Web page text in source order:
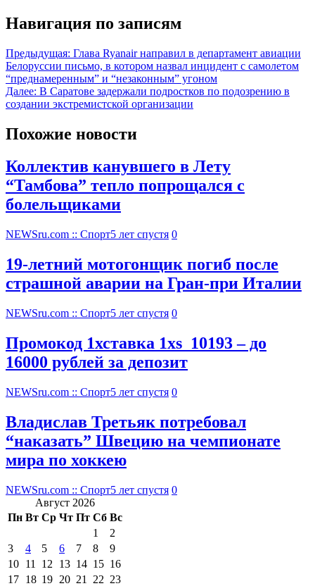
Навигация по записям
Предыдущая: Глава Ryanair направил в департамент авиации
Белоруссии письмо, в котором назвал инцидент с самолетом
“преднамеренным” и “незаконным” угоном
Далее: В Саратове задержали подростков по подозрению в
создании экстремистской организации
Похожие новости
Коллектив канувшего в Лету
“Тамбова” тепло попрощался с
болельщиками
NEWSru.com :: Спорт5 лет спустя 0
19-летний мотогонщик погиб после
страшной аварии на Гран-при Италии
NEWSru.com :: Спорт5 лет спустя 0
Промокод 1хставка 1xs_10193 – до
16000 рублей за депозит
NEWSru.com :: Спорт5 лет спустя 0
Владислав Третьяк потребовал
“наказать” Швецию на чемпионате
мира по хоккею
NEWSru.com :: Спорт5 лет спустя 0
Август 2026
Пн Вт Ср Чт Пт Сб Вс
1
2
3
4 5 6 7 8
9
10 11 12 13 14 15 16
17 18 19 20 21 22 23